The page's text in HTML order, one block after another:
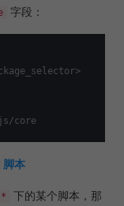
字段：
脚本
下的某个脚本，那